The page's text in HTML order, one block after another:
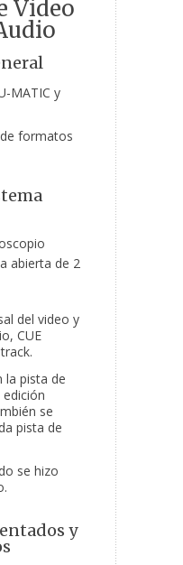
Video
MATIC y
formatos
abierta de 2
del video y
CUE
la pista de
edición
se
pista de
se hizo
y